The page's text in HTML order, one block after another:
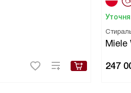
Miele
247